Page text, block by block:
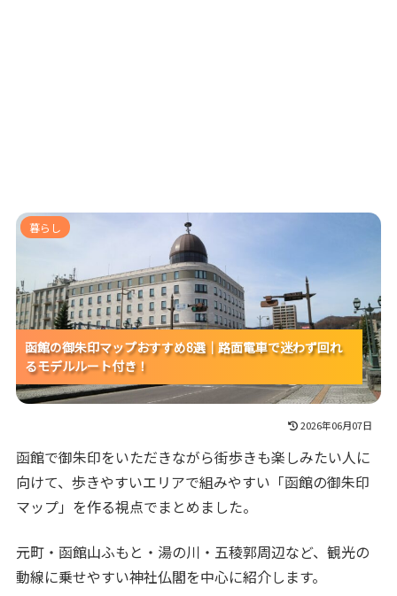
函館の御朱印マップおすすめ8選｜路面電車で迷わず回
れるモデルルート付き！
函館の御朱印マップおすすめ8選｜路面電車で迷わず回れ
るモデルルート付き！
函館の御朱印マップおすすめ8選｜路面電車で迷わず回れ
るモデルルート付き！
函館の御朱印マップおすすめ8選｜路面電車で迷わず回れ
るモデルルート付き！
暮らし
2026年06月07日
函館で御朱印をいただきながら街歩きも楽しみたい人に
向けて、歩きやすいエリアで組みやすい「函館の御朱印
マップ」を作る視点でまとめました。
元町・函館山ふもと・湯の川・五稜郭周辺など、観光の
動線に乗せやすい神社仏閣を中心に紹介します。